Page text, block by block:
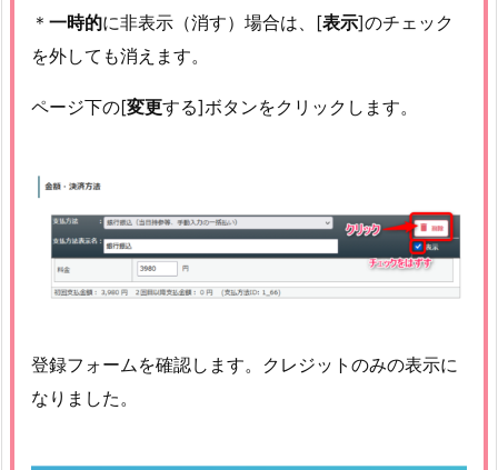
＊ 一時的に非表示（消す）場合は、[表示]のチェック
を外しても消えます。
ページ下の[変更する]ボタンをクリックします。
登録フォームを確認します。クレジットのみの表示に
なりました。